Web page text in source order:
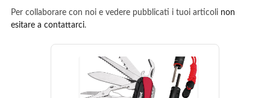
Per collaborare con noi e vedere pubblicati i tuoi articoli non
esitare a contattarci.